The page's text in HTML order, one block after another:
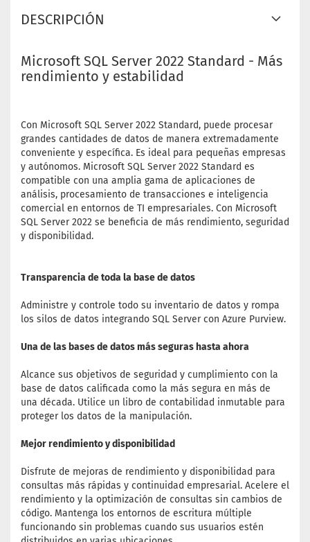
DESCRIPCIÓN
Microsoft SQL Server 2022 Standard - Más
rendimiento y estabilidad
Con Microsoft SQL Server 2022 Standard, puede procesar
grandes cantidades de datos de manera extremadamente
conveniente y específica. Es ideal para pequeñas empresas
y autónomos. Microsoft SQL Server 2022 Standard es
compatible con una amplia gama de aplicaciones de
análisis, procesamiento de transacciones e inteligencia
comercial en entornos de TI empresariales. Con Microsoft
SQL Server 2022 se beneficia de más rendimiento, seguridad
y disponibilidad.
Transparencia de toda la base de datos
Administre y controle todo su inventario de datos y rompa
los silos de datos integrando SQL Server con Azure Purview.
Una de las bases de datos más seguras hasta ahora
Alcance sus objetivos de seguridad y cumplimiento con la
base de datos calificada como la más segura en más de
una década. Utilice un libro de contabilidad inmutable para
proteger los datos de la manipulación.
Mejor rendimiento y disponibilidad
Disfrute de mejoras de rendimiento y disponibilidad para
consultas más rápidas y continuidad empresarial. Acelere el
rendimiento y la optimización de consultas sin cambios de
código. Mantenga los entornos de escritura múltiple
funcionando sin problemas cuando sus usuarios estén